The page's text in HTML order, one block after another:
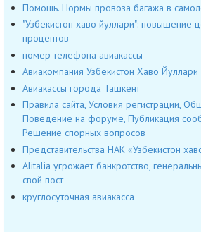
Помощь. Нормы провоза багажа в
"Узбекистон хаво йуллари": повышение
процентов
номер телефона авиакассы
Авиакомпания Узбекистон Хаво Йуллари
Авиакассы города Ташкент
Правила сайта, Условия регистрации,
Поведение на форуме, Публикация
Решение спорных вопросов
Представительства НАК «Узбекистон
Alitalia угрожает банкротство,
свой пост
круглосуточная авиакасса